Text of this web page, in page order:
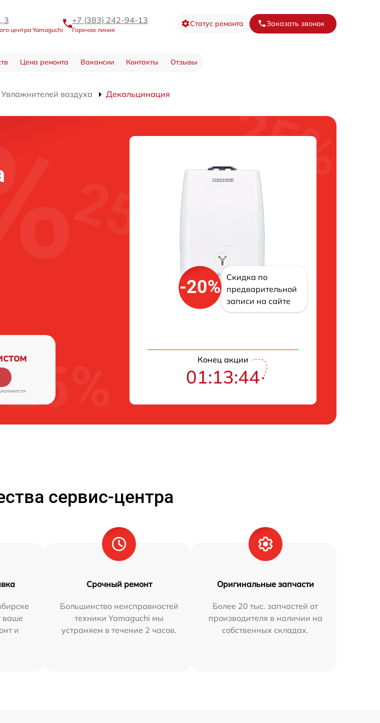
3
центра Yamaguchi
+7 (383) 242-94-13
Горячая линия
Статус ремонта Заказать звонок
Цена ремонта Вакансии Контакты Отзывы
воздуха Декальцинация
-20%
Скидка по
предварительной
записи на сайте
Конец акции
01:13:43
сервис-центра
ваше
и
Срочный ремонт
Большинство неисправностей
техники Yamaguchi мы
устраняем в течение 2 часов.
Оригинальные запчасти
Более 20 тыс. запчастей от
производителя в наличии на
собственных складах.